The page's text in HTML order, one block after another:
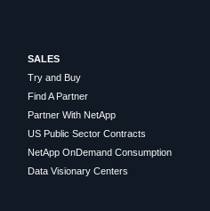
SALES
Try and Buy
Find A Partner
Partner With NetApp
US Public Sector Contracts
NetApp OnDemand Consumption
Data Visionary Centers